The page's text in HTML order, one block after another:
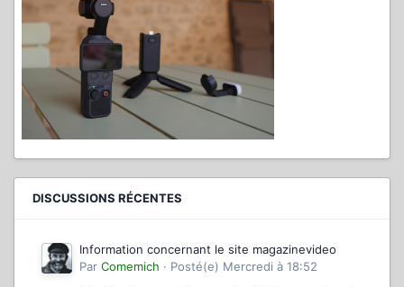
DISCUSSIONS RÉCENTES
Information concernant le site magazinevideo
Par Comemich · Posté(e) Mercredi à 18:52